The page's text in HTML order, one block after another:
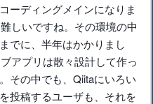
ーディングメインになりま
しいですね。その環境の中
でに、半年はかかりまし
アプリは散々設計して作っ
その中でも、Qiitaにいろい
投稿するユーザも、それを